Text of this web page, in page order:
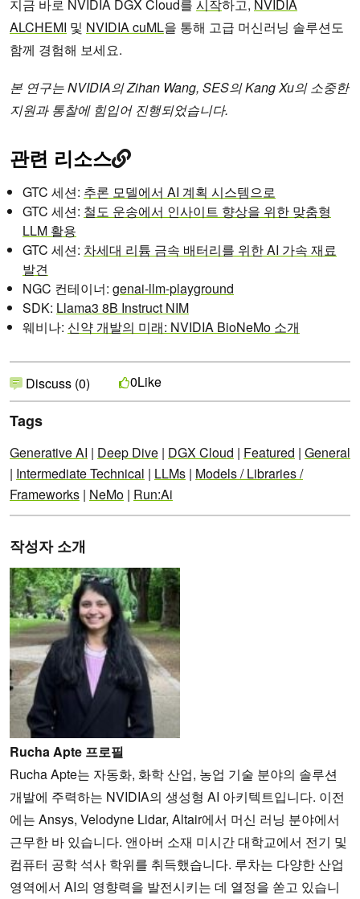
지금 바로 NVIDIA DGX Cloud를 시작하고, NVIDIA
ALCHEMI 및 NVIDIA cuML을 통해 고급 머신러닝 솔루션도
함께 경험해 보세요.
본 연구는 NVIDIA의 Zihan Wang, SES의 Kang Xu의 소중한
지원과 통찰에 힘입어 진행되었습니다.
관련 리소스
GTC 세션: 추론 모델에서 AI 계획 시스템으로
GTC 세션: 철도 운송에서 인사이트 향상을 위한 맞춤형
LLM 활용
GTC 세션: 차세대 리튬 금속 배터리를 위한 AI 가속 재료
발견
NGC 컨테이너: genai-llm-playground
SDK: Llama3 8B Instruct NIM
웨비나: 신약 개발의 미래: NVIDIA BioNeMo 소개
Discuss (0) 0Like
Tags
Generative AI | Deep Dive | DGX Cloud | Featured | General
| Intermediate Technical | LLMs | Models / Libraries /
Frameworks | NeMo | Run:Ai
작성자 소개
Rucha Apte 프로필
Rucha Apte는 자동화, 화학 산업, 농업 기술 분야의 솔루션
개발에 주력하는 NVIDIA의 생성형 AI 아키텍트입니다. 이전
에는 Ansys, Velodyne Lidar, Altair에서 머신 러닝 분야에서
근무한 바 있습니다. 앤아버 소재 미시간 대학교에서 전기 및
컴퓨터 공학 석사 학위를 취득했습니다. 루차는 다양한 산업
영역에서 AI의 영향력을 발전시키는 데 열정을 쏟고 있습니